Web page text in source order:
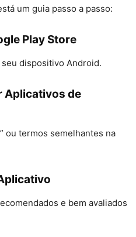
um guia passo a passo:
Play Store
dispositivo Android.
Aplicativos de
ou termos semelhantes na
e bem avaliados